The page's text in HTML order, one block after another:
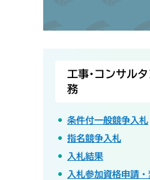
工事･コンサル
務
条件付一般競争入札
指名競争入札
入札結果
入札参加資格申請・